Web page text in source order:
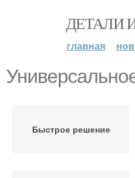
ДЕТАЛИ
главная
Быстрое решение